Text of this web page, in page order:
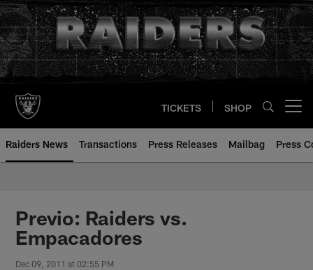
Skip
to
main
content
TICKETS SHOP
Raiders News Transactions Press Releases Mailbag Press
Previo: Raiders vs.
Empacadores
Dec 09, 2011 at 02:55 PM